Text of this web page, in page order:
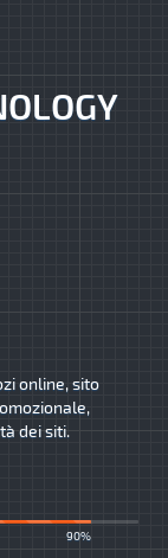
online, sito
dei siti.
90%